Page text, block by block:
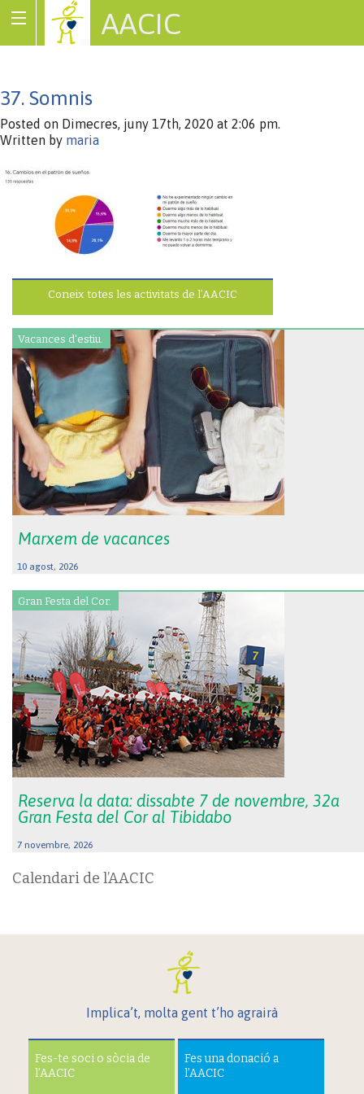
AACIC
37. Somnis
Posted on Dimecres, juny 17th, 2020 at 2:06 pm.
Written by maria
Coneix totes les activitats de l’AACIC
Vacances d'estiu.
Marxem de vacances
10 agost, 2026
Gran Festa del Cor.
Reserva la data: dissabte 7 de novembre, 32a
Gran Festa del Cor al Tibidabo
7 novembre, 2026
Calendari de l’AACIC
Implica’t, molta gent t’ho agrairà
Fes-te soci o sòcia de
l’AACIC
Fes una donació a
l’AACIC